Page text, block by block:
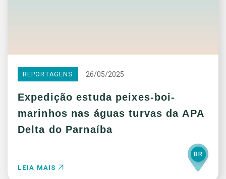
REPORTAGENS 26/05/2025
Expedição estuda peixes-boi-
marinhos nas águas turvas da APA
Delta do Parnaíba
LEIA MAIS
BR